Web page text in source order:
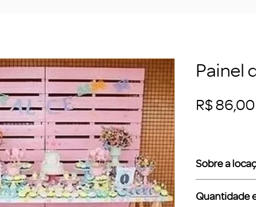
Painel
R$ 86,00
Sobre a
Quantidade